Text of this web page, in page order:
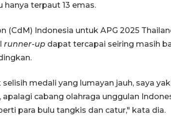
hanya terpaut 13 emas.
(CdM) Indonesia untuk APG 2025
runner-up dapat tercapai seiring masih
medali yang lumayan jauh, saya
apalagi cabang olahraga unggulan
para bulu tangkis dan catur," kata dia.